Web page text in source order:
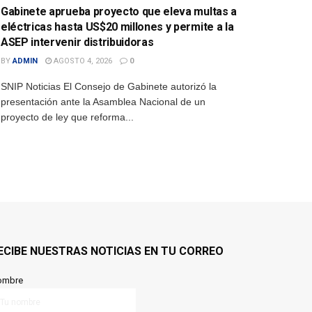
Gabinete aprueba proyecto que eleva multas a
eléctricas hasta US$20 millones y permite a la
ASEP intervenir distribuidoras
BY ADMIN AGOSTO 4, 2026 0
SNIP Noticias El Consejo de Gabinete autorizó la
presentación ante la Asamblea Nacional de un
proyecto de ley que reforma...
NUESTRAS NOTICIAS EN TU CORREO